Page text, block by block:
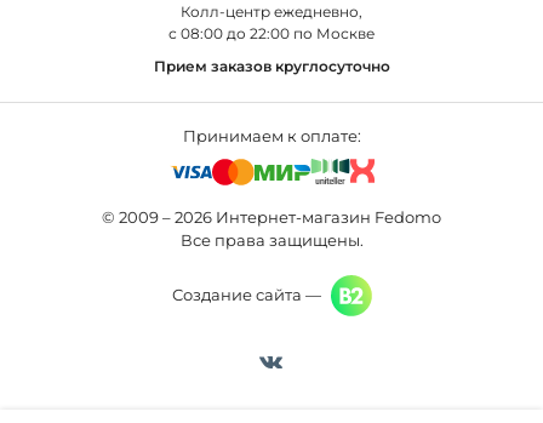
Уличные светильники
Колл-центр eжедневно,
с 08:00 до 22:00 по Москве
Прием заказов круглосуточно
Принимаем к оплате:
© 2009 – 2026 Интернет-магазин Fedomo
Все права защищены.
Создание сайта —